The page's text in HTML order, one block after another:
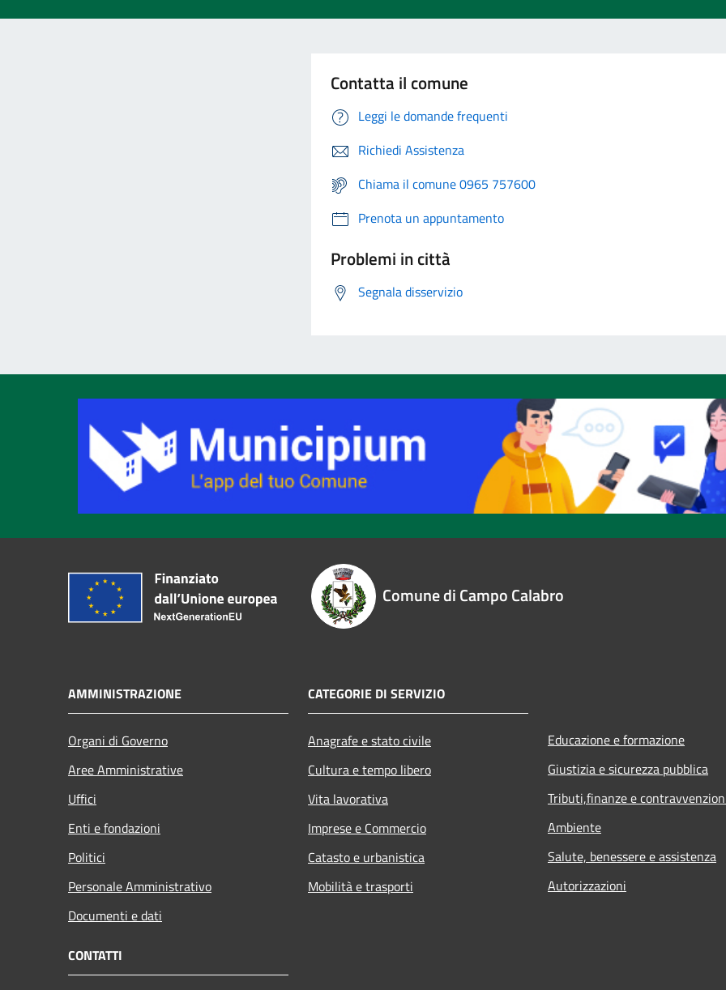
Contatta il comune
Leggi le domande frequenti
Richiedi Assistenza
Chiama il comune 0965 757600
Prenota un appuntamento
Problemi in città
Segnala disservizio
Comune di Campo Calabro
AMMINISTRAZIONE
Organi di Governo
Aree Amministrative
Uffici
Enti e fondazioni
Politici
Personale Amministrativo
Documenti e dati
CATEGORIE DI SERVIZIO
Anagrafe e stato civile
Cultura e tempo libero
Vita lavorativa
Imprese e Commercio
Catasto e urbanistica
Mobilità e trasporti
Educazione e formazione
Giustizia e sicurezza pubblica
Tributi,finanze e
Ambiente
Salute, benessere e assistenza
Autorizzazioni
CONTATTI